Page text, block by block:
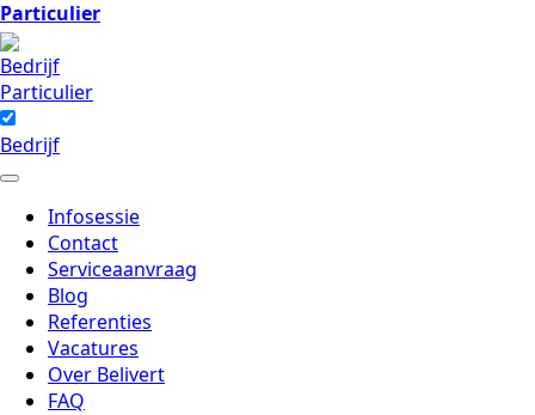
Particulier
Bedrijf
Particulier
Bedrijf
Infosessie
Contact
Serviceaanvraag
Blog
Referenties
Vacatures
Over Belivert
FAQ